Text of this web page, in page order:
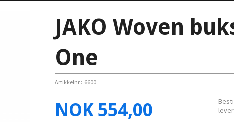
JAKO Woven
One
Artikkelnr.: 6600
Pris
NOK 554,00